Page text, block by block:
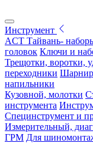
Инструмент
ACT Тайвань-
головок Ключи и
Трещотки, воротки,
переходники
напильники
Кузовной, молотки
инструмента
Специнструмент и
Измерительный,
ГРМ Для